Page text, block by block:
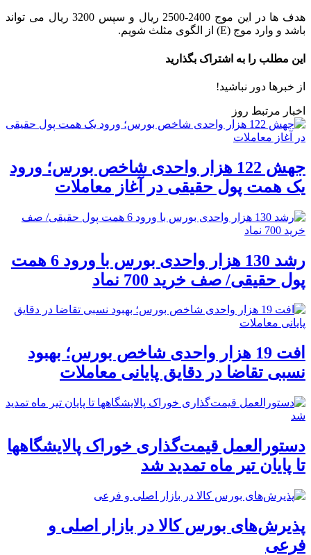
هدف ها در این موج 2400-2500 ریال و سپس 3200 ریال می تواند
باشد و وارد موج (E) از الگوی مثلث شویم.
این مطلب را به اشتراک بگذارید
از خبرها دور نباشید!
اخبار مرتبط روز
جهش 122 هزار واحدی شاخص بورس؛ ورود
یک همت پول حقیقی در آغاز معاملات
رشد 130 هزار واحدی بورس با ورود 6 همت
پول حقیقی/ صف خرید 700 نماد
افت 19 هزار واحدی شاخص بورس؛ بهبود
نسبی تقاضا در دقایق پایانی معاملات
دستورالعمل قیمت‌گذاری خوراک پالایشگاهها
تا پایان تیر ماه تمدید شد
پذیرش‌های بورس کالا در بازار اصلی و
فرعی